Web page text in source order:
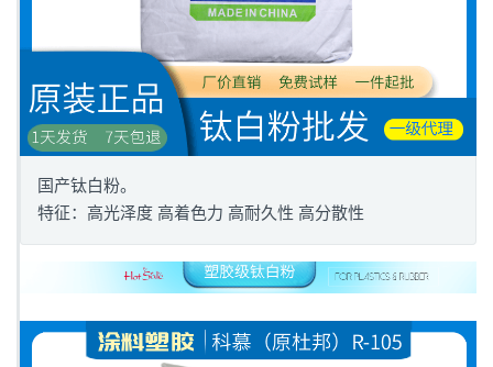
国产钛白粉。
特征：高光泽度 高着色力 高耐久性 高分散性